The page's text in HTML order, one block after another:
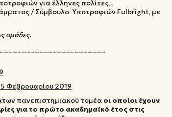
για έλληνες πολίτες,
/ Σύμβουλο Υποτροφιών Fulbright, με
ομάδες.
Φεβρουαρίου 2019
πανεπιστημιακού τομέα οι οποίοι έχουν
για το πρώτο ακαδημαϊκό έτος στις